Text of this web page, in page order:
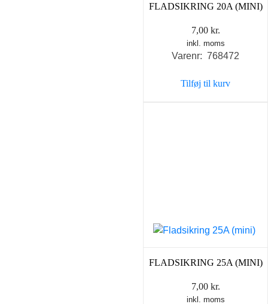
FLADSIKRING 20A (MINI)
7,00 kr.
inkl. moms
Varenr: 768472
Tilføj til kurv
FLADSIKRING 25A (MINI)
7,00 kr.
inkl. moms